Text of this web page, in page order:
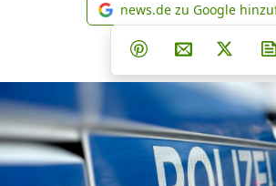
news.de
news.de zu Google
Teilen aufTeilen auf
Teilen auf Pinterest
Per E-Mail
Post